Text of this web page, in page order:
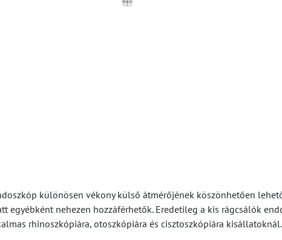
különösen vékony külső átmérőjének köszönhetően
egyébként nehezen hozzáférhetők. Eredetileg a kis rágcsálók
rhinoszkópiára, otoszkópiára és cisztoszkópiára kisállatoknál.